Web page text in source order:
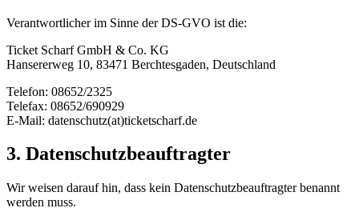
Verantwortlicher im Sinne der DS-GVO ist die:
Ticket Scharf GmbH & Co. KG
Hansererweg 10, 83471 Berchtesgaden, Deutschland
Telefon: 08652/2325
Telefax: 08652/690929
E-Mail: datenschutz(at)ticketscharf.de
3. Datenschutzbeauftragter
Wir weisen darauf hin, dass kein Datenschutzbeauftragter benannt
werden muss.